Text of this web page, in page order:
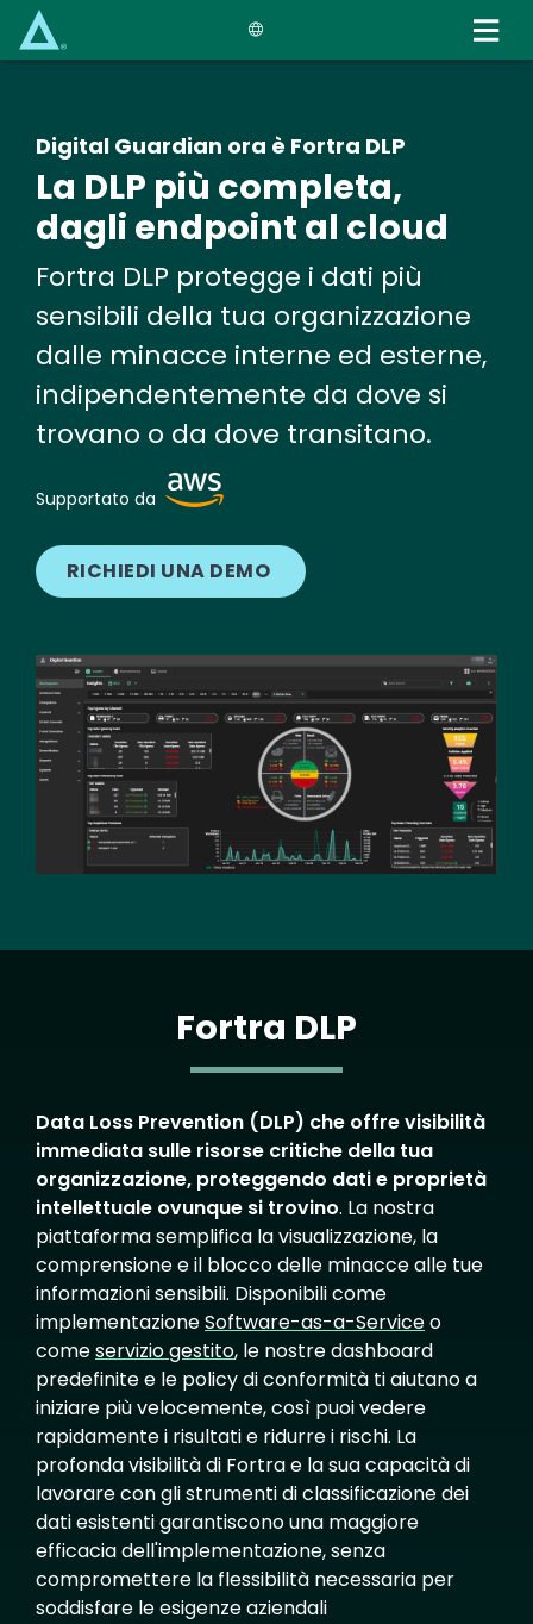
Digital Guardian ora è Fortra DLP
La DLP più completa,
dagli endpoint al cloud
Fortra DLP protegge i dati più
sensibili della tua organizzazione
dalle minacce interne ed esterne,
indipendentemente da dove si
trovano o da dove transitano.
Supportato da Image
RICHIEDI UNA DEMO
Image
Fortra DLP
Data Loss Prevention (DLP) che offre visibilità
immediata sulle risorse critiche della tua
organizzazione, proteggendo dati e proprietà
intellettuale ovunque si trovino. La nostra
piattaforma semplifica la visualizzazione, la
comprensione e il blocco delle minacce alle tue
informazioni sensibili. Disponibili come
implementazioneSoftware-as-a-Serviceo
comeservizio gestito, le nostre dashboard
predefinite e le policy di conformità ti aiutano a
iniziare più velocemente, così puoi vedere
rapidamente i risultati e ridurre i rischi. La
profonda visibilità di Fortra e la sua capacità di
lavorare con gli strumenti di classificazione dei
dati esistenti garantiscono una maggiore
efficacia dell'implementazione, senza
compromettere la flessibilità necessaria per
soddisfare le esigenze aziendali